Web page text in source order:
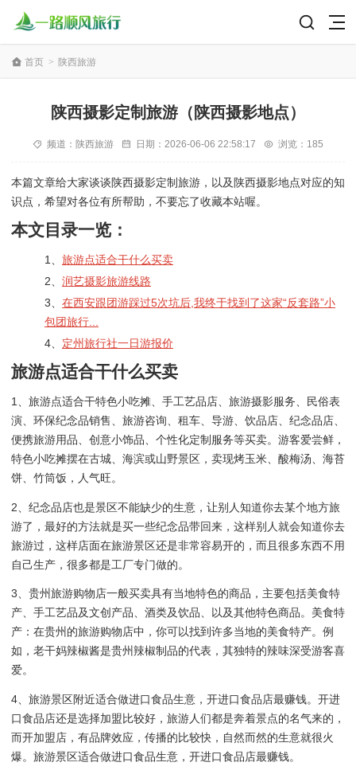
首页 > 陕西旅游
陕西摄影定制旅游（陕西摄影地点）
频道： 陕西旅游 日期： 2026-06-06 22:58:17 浏览：185
本篇文章给大家谈谈陕西摄影定制旅游，以及陕西摄影地点对应的知
识点，希望对各位有所帮助，不要忘了收藏本站喔。
本文目录一览：
1、 旅游点适合干什么买卖
2、 润艺摄影旅游线路
3、 在西安跟团游踩过5次坑后,我终于找到了这家“反套路”小
包团旅行...
4、 定州旅行社一日游报价
旅游点适合干什么买卖
1、旅游点适合干特色小吃摊、手工艺品店、旅游摄影服务、民俗表
演、环保纪念品销售、旅游咨询、租车、导游、饮品店、纪念品店、
便携旅游用品、创意小饰品、个性化定制服务等买卖。游客爱尝鲜，
特色小吃摊摆在古城、海滨或山野景区，卖现烤玉米、酸梅汤、海苔
饼、竹筒饭，人气旺。
2、纪念品店也是景区不能缺少的生意，让别人知道你去某个地方旅
游了，最好的方法就是买一些纪念品带回来，这样别人就会知道你去
旅游过，这样店面在旅游景区还是非常容易开的，而且很多东西不用
自己生产，很多都是工厂专门做的。
3、贵州旅游购物店一般买卖具有当地特色的商品，主要包括美食特
产、手工艺品及文创产品、酒类及饮品、以及其他特色商品。美食特
产：在贵州的旅游购物店中，你可以找到许多当地的美食特产。例
如，老干妈辣椒酱是贵州辣椒制品的代表，其独特的辣味深受游客喜
爱。
4、旅游景区附近适合做进口食品生意，开进口食品店最赚钱。开进
口食品店还是选择加盟比较好，旅游人们都是奔着景点的名气来的，
而开加盟店，有品牌效应，传播的比较快，自然而然的生意就很火
爆。旅游景区适合做进口食品生意，开进口食品店最赚钱。